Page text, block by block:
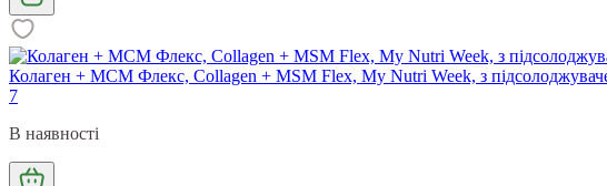
Колаген + МСМ Флекс, Collagen + MSM Flex, My Nutri Week, з
7
В наявності